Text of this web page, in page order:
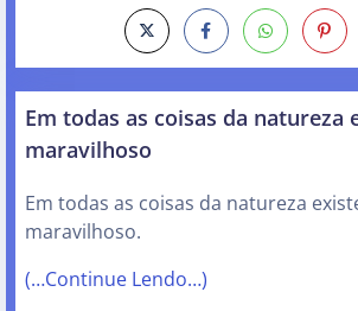
Em todas as coisas da natureza
maravilhoso
Em todas as coisas da natureza
maravilhoso.
(…Continue Lendo…)